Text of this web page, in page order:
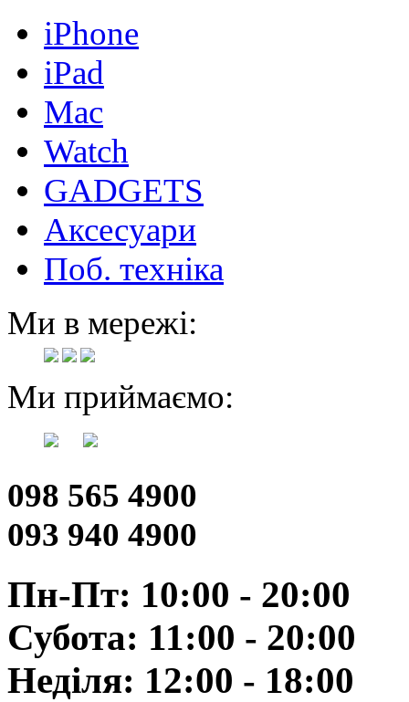
iPhone
iPad
Mac
Watch
GADGETS
Аксесуари
Поб. техніка
Ми в мережі:
Ми приймаємо:
098 565 4900
093 940 4900
Пн-Пт: 10:00 - 20:00
Субота: 11:00 - 20:00
Неділя: 12:00 - 18:00